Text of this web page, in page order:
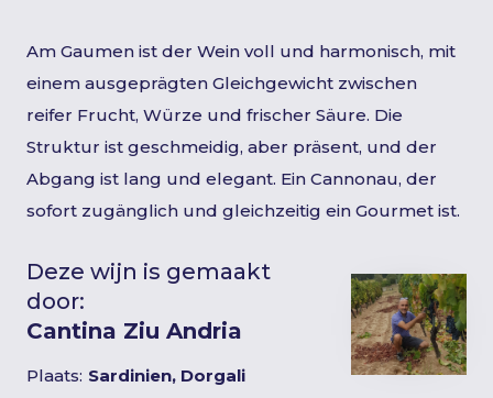
Am Gaumen ist der Wein voll und harmonisch, mit
einem ausgeprägten Gleichgewicht zwischen
reifer Frucht, Würze und frischer Säure. Die
Struktur ist geschmeidig, aber präsent, und der
Abgang ist lang und elegant. Ein Cannonau, der
sofort zugänglich und gleichzeitig ein Gourmet ist.
Deze wijn is gemaakt
door:
Cantina Ziu Andria
Plaats: Sardinien, Dorgali